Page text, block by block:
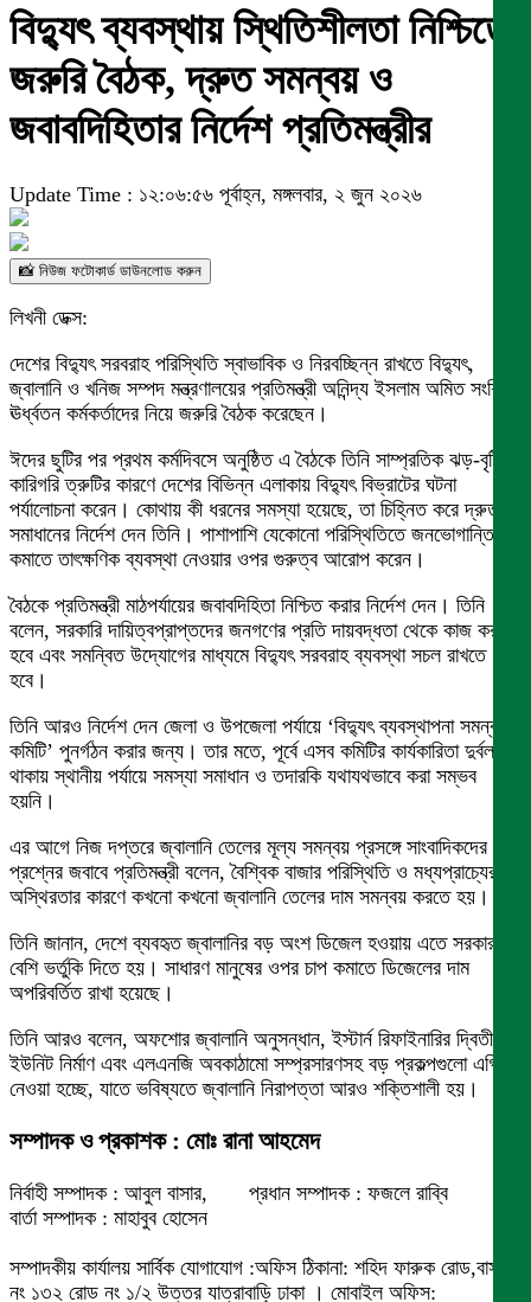
বিদ্যুৎ ব্যবস্থায় স্থিতিশীলতা নিশ্চিতে
জরুরি বৈঠক, দ্রুত সমন্বয় ও
জবাবদিহিতার নির্দেশ প্রতিমন্ত্রীর
Update Time : ১২:০৬:৫৬ পূর্বাহ্ন, মঙ্গলবার, ২ জুন ২০২৬
📸 নিউজ ফটোকার্ড ডাউনলোড করুন
লিখনী ডেক্স:
দেশের বিদ্যুৎ সরবরাহ পরিস্থিতি স্বাভাবিক ও নিরবচ্ছিন্ন রাখতে বিদ্যুৎ,
জ্বালানি ও খনিজ সম্পদ মন্ত্রণালয়ের প্রতিমন্ত্রী অনিন্দ্য ইসলাম অমিত সংশ্লিষ্ট
ঊর্ধ্বতন কর্মকর্তাদের নিয়ে জরুরি বৈঠক করেছেন।
ঈদের ছুটির পর প্রথম কর্মদিবসে অনুষ্ঠিত এ বৈঠকে তিনি সাম্প্রতিক ঝড়-বৃষ্টি ও
কারিগরি ত্রুটির কারণে দেশের বিভিন্ন এলাকায় বিদ্যুৎ বিভ্রাটের ঘটনা
পর্যালোচনা করেন। কোথায় কী ধরনের সমস্যা হয়েছে, তা চিহ্নিত করে দ্রুত
সমাধানের নির্দেশ দেন তিনি। পাশাপাশি যেকোনো পরিস্থিতিতে জনভোগান্তি
কমাতে তাৎক্ষণিক ব্যবস্থা নেওয়ার ওপর গুরুত্ব আরোপ করেন।
বৈঠকে প্রতিমন্ত্রী মাঠপর্যায়ের জবাবদিহিতা নিশ্চিত করার নির্দেশ দেন। তিনি
বলেন, সরকারি দায়িত্বপ্রাপ্তদের জনগণের প্রতি দায়বদ্ধতা থেকে কাজ করতে
হবে এবং সমন্বিত উদ্যোগের মাধ্যমে বিদ্যুৎ সরবরাহ ব্যবস্থা সচল রাখতে
হবে।
তিনি আরও নির্দেশ দেন জেলা ও উপজেলা পর্যায়ে ‘বিদ্যুৎ ব্যবস্থাপনা সমন্বয়
কমিটি’ পুনর্গঠন করার জন্য। তার মতে, পূর্বে এসব কমিটির কার্যকারিতা দুর্বল
থাকায় স্থানীয় পর্যায়ে সমস্যা সমাধান ও তদারকি যথাযথভাবে করা সম্ভব
হয়নি।
এর আগে নিজ দপ্তরে জ্বালানি তেলের মূল্য সমন্বয় প্রসঙ্গে সাংবাদিকদের
প্রশ্নের জবাবে প্রতিমন্ত্রী বলেন, বৈশ্বিক বাজার পরিস্থিতি ও মধ্যপ্রাচ্যের
অস্থিরতার কারণে কখনো কখনো জ্বালানি তেলের দাম সমন্বয় করতে হয়।
তিনি জানান, দেশে ব্যবহৃত জ্বালানির বড় অংশ ডিজেল হওয়ায় এতে সরকারকে
বেশি ভর্তুকি দিতে হয়। সাধারণ মানুষের ওপর চাপ কমাতে ডিজেলের দাম
অপরিবর্তিত রাখা হয়েছে।
তিনি আরও বলেন, অফশোর জ্বালানি অনুসন্ধান, ইস্টার্ন রিফাইনারির দ্বিতীয়
ইউনিট নির্মাণ এবং এলএনজি অবকাঠামো সম্প্রসারণসহ বড় প্রকল্পগুলো এগিয়ে
নেওয়া হচ্ছে, যাতে ভবিষ্যতে জ্বালানি নিরাপত্তা আরও শক্তিশালী হয়।
সম্পাদক ও প্রকাশক : মোঃ রানা আহমেদ
নির্বাহী সম্পাদক : আবুল বাসার, প্রধান সম্পাদক : ফজলে রাব্বি
বার্তা সম্পাদক : মাহাবুব হোসেন
সম্পাদকীয় কার্যালয় সার্বিক যোগাযোগ :অফিস ঠিকানা: শহিদ ফারুক রোড,বাসা
নং ১৩২ রোড নং ১/২ উত্তর যাত্রাবাড়ি ঢাকা । মোবাইল অফিস: